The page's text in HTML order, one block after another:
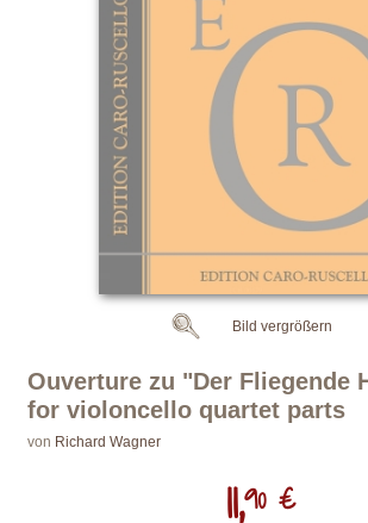
Ouverture zu "Der Fliegende
for violoncello quartet parts
von Richard Wagner
11,90 €
Bild vergrößern